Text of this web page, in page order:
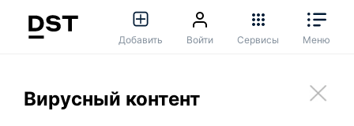
Добавить Войти Сервисы Меню
Вирусный контент